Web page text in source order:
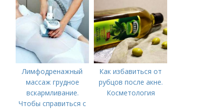
Лимфодренажный
массаж грудное
вскармливание.
Чтобы справиться с
Как избавиться от
рубцов после акне.
Косметология